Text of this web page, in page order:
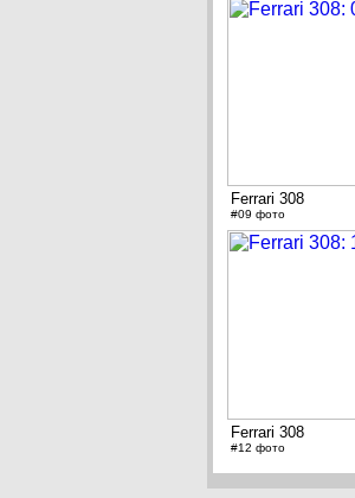
Ferrari 308
#09 фото
Ferrari 308
#12 фото